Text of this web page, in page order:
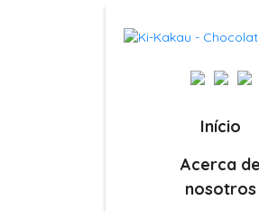
Início
Acerca de
nosotros